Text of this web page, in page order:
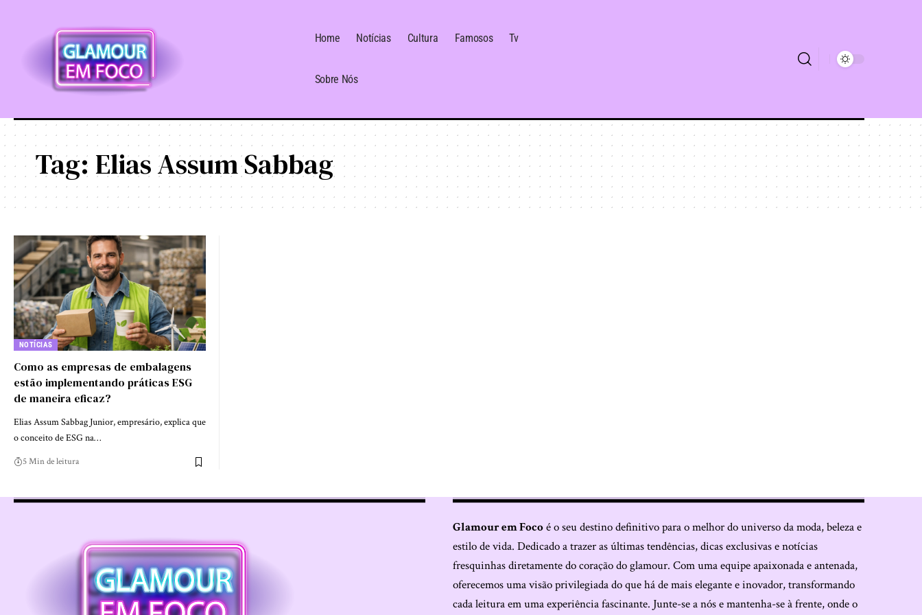
Home Notícias Cultura Famosos Tv
Sobre Nós
Tag: Elias Assum Sabbag
NOTÍCIAS
Como as empresas de embalagens
estão implementando práticas ESG
de maneira eficaz?
Elias Assum Sabbag Junior, empresário, explica que
o conceito de ESG na…
5 Min de leitura
Glamour em Focoé o seu destino definitivo para o melhor do universo da moda, beleza e
estilo de vida. Dedicado a trazer as últimas tendências, dicas exclusivas e notícias
fresquinhas diretamente do coração do glamour. Com uma equipe apaixonada e antenada,
oferecemos uma visão privilegiada do que há de mais elegante e inovador, transformando
cada leitura em uma experiência fascinante. Junte-se a nós e mantenha-se à frente, onde o